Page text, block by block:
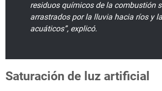
residuos químicos de la combustión
arrastrados por la lluvia hacia ríos y
acuáticos”, explicó.
Saturación de luz artificial